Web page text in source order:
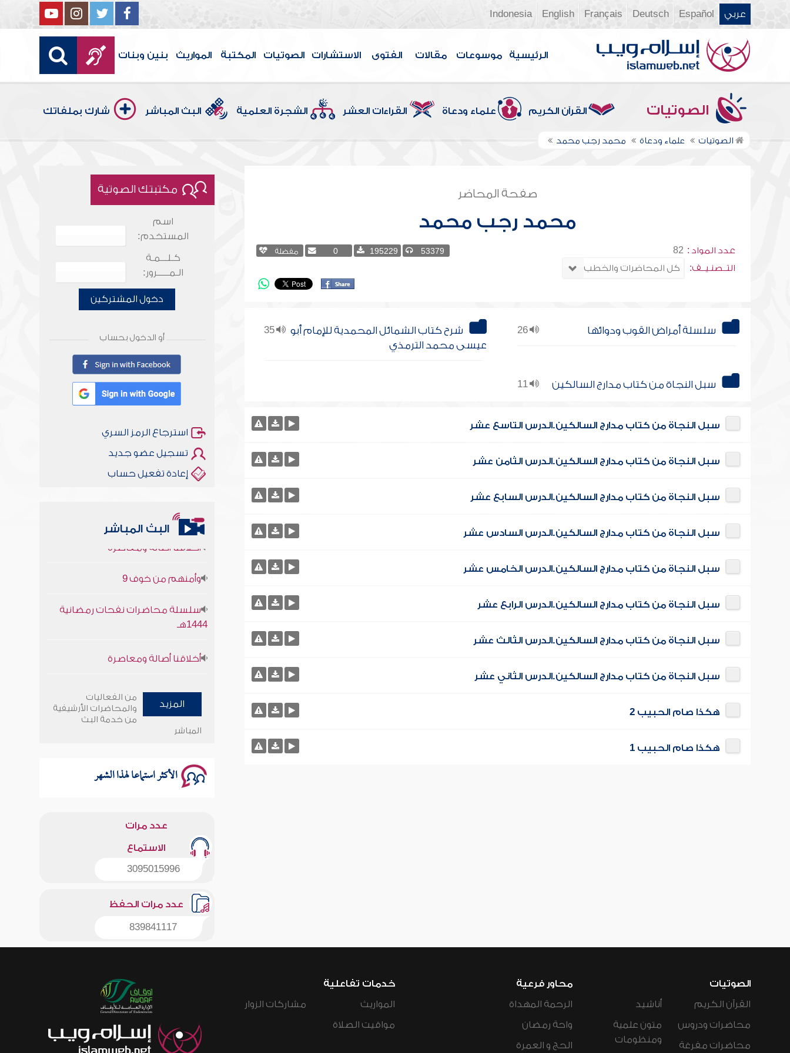
عربي Español
Deutsch
Français
English
Indonesia
الرئيسية موسوعات مقالات الفتوى الاستشارات الصوتيات المكتبة المواريث بنين وبنات
الصوتيات القرآن الكريم علماء ودعاة القراءات العشر الشجرة العلمية البث المباشر شارك بملفاتك
الصوتيات علماء ودعاة محمد رجب محمد
صفحة المحاضر
محمد رجب محمد
عدد المواد : 82
التــصنـيــف:
53379
195229
0 مفضلة
26 سلسلة أمراض القوب ودوائها 35
شرح كتاب الشمائل المحمدية للإمام أبو
عيسى محمد الترمذي
11 سبل النجاة من كتاب مدارج السالكين
سبل النجاة من كتاب مدارج السالكين.الدرس التاسع عشر
سبل النجاة من كتاب مدارج السالكين.الدرس الثامن عشر
سبل النجاة من كتاب مدارج السالكين.الدرس السابع عشر
سبل النجاة من كتاب مدارج السالكين.الدرس السادس عشر
سبل النجاة من كتاب مدارج السالكين.الدرس الخامس عشر
سبل النجاة من كتاب مدارج السالكين.الدرس الرابع عشر
سبل النجاة من كتاب مدارج السالكين.الدرس الثالث عشر
سبل النجاة من كتاب مدارج السالكين.الدرس الثاني عشر
هكذا صام الحبيب 2
هكذا صام الحبيب 1
مكتبتك الصوتية
اسم
المستخدم:
كـلـــمـة
الـمـــــرور:
دخول المشتركين
أو الدخول بحساب
استرجاع الرمز السري
تسجيل عضو جديد
إعادة تفعيل حساب
البث المباشر
أخلاقنا أصالة ومعاصرة
1444هـ
سلسلة محاضرات نفحات رمضانية
1444هـ
المزيد
من الفعاليات
والمحاضرات الأرشيفية
من خدمة البث
المباشر
الأكثر استماعا لهذا الشهر
عدد مرات
الاستماع
3095015996
عدد مرات الحفظ
839841117
الصوتيات
القرآن الكريم
محاضرات ودروس
محاضرات مفرغة
أناشيد
متون علمية
ومنظومات
محاور فرعية
الرحمة المهداة
واحة رمضان
الحج و العمرة
خدمات تفاعلية
المواريث
مواقيت الصلاة
مشاركات الزوار